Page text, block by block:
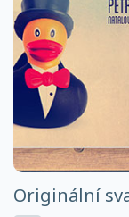
Originální